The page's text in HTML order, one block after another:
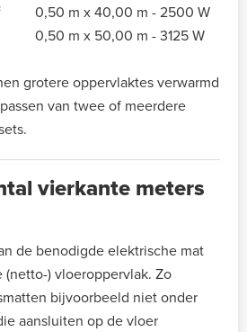
0,50 m x 40,00 m - 2500 W
0,50 m x 50,00 m - 3125 W
grotere oppervlaktes verwarmd
van twee of meerdere
vierkante meters
de benodigde elektrische mat
) vloeroppervlak. Zo
bijvoorbeeld niet onder
aansluiten op de vloer